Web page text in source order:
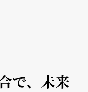
で、未来